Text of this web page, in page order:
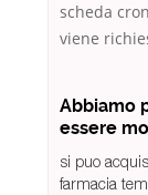
scheda
viene
Abbiamo
essere
si puo
farmacia